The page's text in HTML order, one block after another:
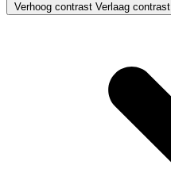
Verhoog contrast Verlaag contrast